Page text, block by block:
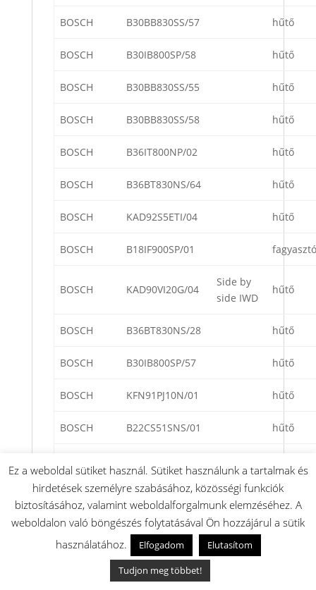
BOSCH B30BB830SS/57 hűtő
BOSCH B30IB800SP/58 hűtő
BOSCH B30BB830SS/55 hűtő
BOSCH B30BB830SS/58 hűtő
BOSCH B36IT800NP/02 hűtő
BOSCH B36BT830NS/64 hűtő
BOSCH KAD92S5ETI/04 hűtő
BOSCH B18IF900SP/01 fagyasztó
BOSCH KAD90VI20G/04
Side by
side IWD
hűtő
BOSCH B36BT830NS/28 hűtő
BOSCH B30IB800SP/57 hűtő
BOSCH KFN91PJ10N/01 hűtő
BOSCH B22CS51SNS/01 hűtő
BOSCH B36BT830NS/51 hűtő
BOSCH B36BT830NS/62 hűtő
B30BB830SS/61
Ez a weboldal sütiket használ. Sütiket használunk a tartalmak és
hirdetések személyre szabásához, közösségi funkciók
biztosításához, valamint weboldalforgalmunk elemzéséhez. A
weboldalon való böngészés folytatásával Ön hozzájárul a sütik
használatához.
Elfogadom
Elutasítom
Tudjon meg többet!